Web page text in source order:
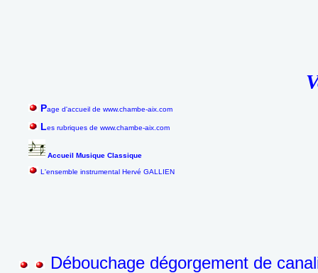
Page d'accueil de www.chambe-aix.com
Les rubriques de www.chambe-aix.com
Accueil Musique Classique
L'ensemble instrumental Hervé GALLIEN
Débouchage dégorgement de